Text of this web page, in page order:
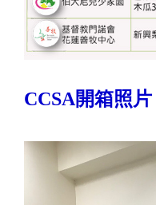
CCSA開箱照片